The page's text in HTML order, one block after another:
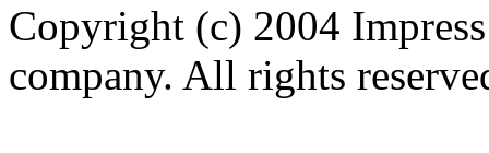
Copyright (c) 2004
company. All rights